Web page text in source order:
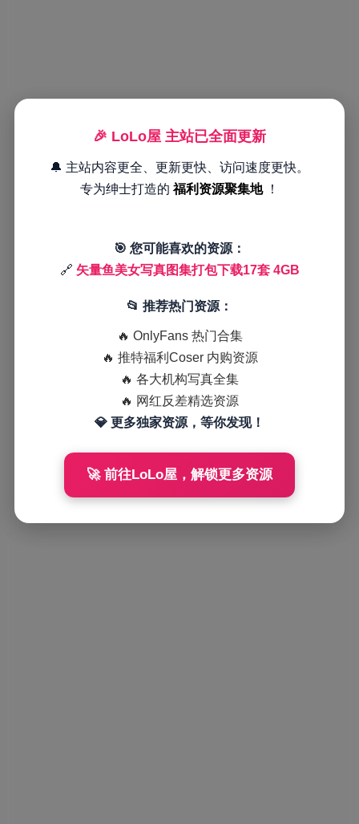
🎉 LoLo屋 主站已全面更新
🔔 主站内容更全、更新更快、访问速度更快。
专为绅士打造的福利资源聚集地 ！
🎯 您可能喜欢的资源：
🔗 矢量鱼美女写真图集打包下载17套 4GB
📂 推荐热门资源：
🔥 OnlyFans 热门合集
🔥 推特福利Coser 内购资源
🔥 各大机构写真全集
🔥 网红反差精选资源
💎 更多独家资源，等你发现！
🚀 前往LoLo屋，解锁更多资源